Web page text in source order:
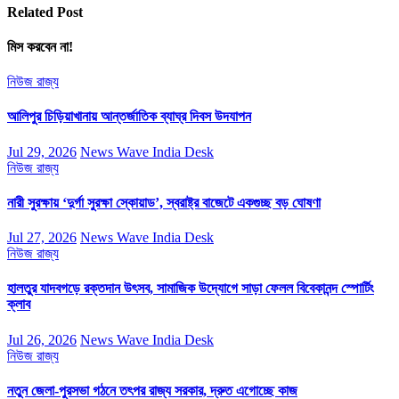
Related Post
মিস করবেন না!
নিউজ রাজ্য
আলিপুর চিড়িয়াখানায় আন্তর্জাতিক ব্যাঘ্র দিবস উদযাপন
Jul 29, 2026 News Wave India Desk
নিউজ রাজ্য
নারী সুরক্ষায় ‘দুর্গা সুরক্ষা স্কোয়াড’, স্বরাষ্ট্র বাজেটে একগুচ্ছ বড় ঘোষণা
Jul 27, 2026 News Wave India Desk
নিউজ রাজ্য
হালতুর যাদবগড়ে রক্তদান উৎসব, সামাজিক উদ্যোগে সাড়া ফেলল বিবেকানন্দ স্পোর্টিং
ক্লাব
Jul 26, 2026 News Wave India Desk
নিউজ রাজ্য
নতুন জেলা-পুরসভা গঠনে তৎপর রাজ্য সরকার, দ্রুত এগোচ্ছে কাজ